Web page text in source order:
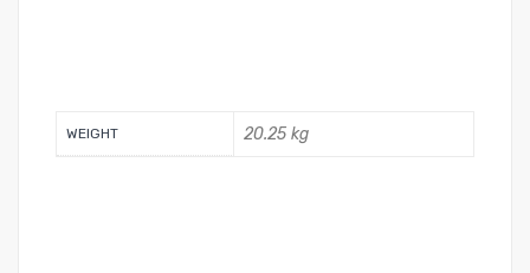
WEIGHT 20.25 kg